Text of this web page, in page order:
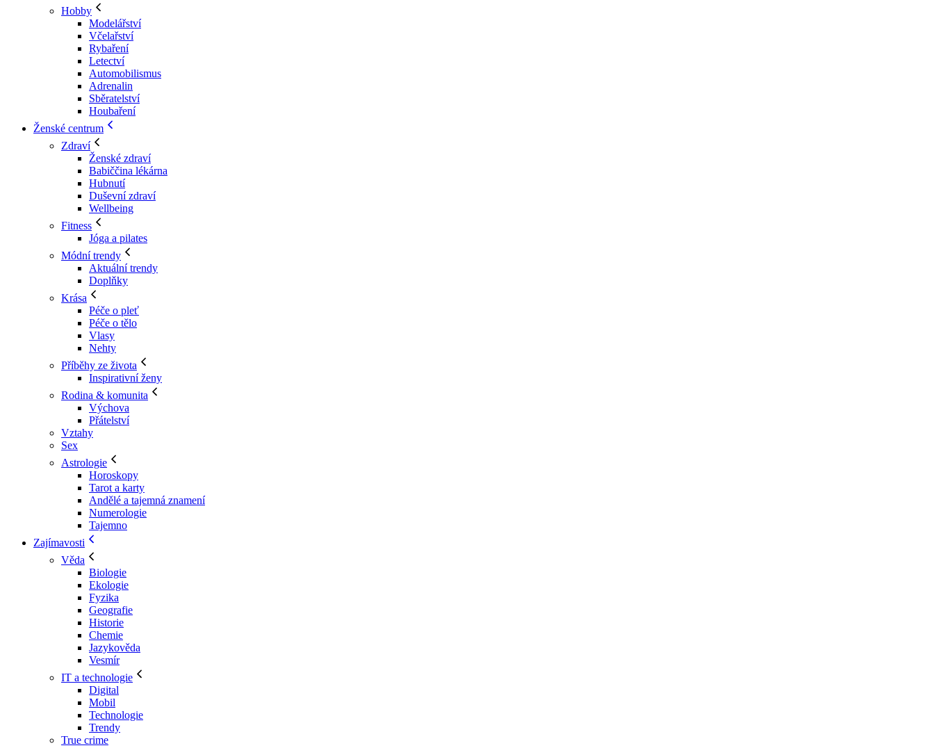
Hobby
Modelářství
Včelařství
Rybaření
Letectví
Automobilismus
Adrenalin
Sběratelství
Houbaření
Ženské centrum
Zdraví
Ženské zdraví
Babiččina lékárna
Hubnutí
Duševní zdraví
Wellbeing
Fitness
Jóga a pilates
Módní trendy
Aktuální trendy
Doplňky
Krása
Péče o pleť
Péče o tělo
Vlasy
Nehty
Příběhy ze života
Inspirativní ženy
Rodina & komunita
Výchova
Přátelství
Vztahy
Sex
Astrologie
Horoskopy
Tarot a karty
Andělé a tajemná znamení
Numerologie
Tajemno
Zajímavosti
Věda
Biologie
Ekologie
Fyzika
Geografie
Historie
Chemie
Jazykověda
Vesmír
IT a technologie
Digital
Mobil
Technologie
Trendy
True crime